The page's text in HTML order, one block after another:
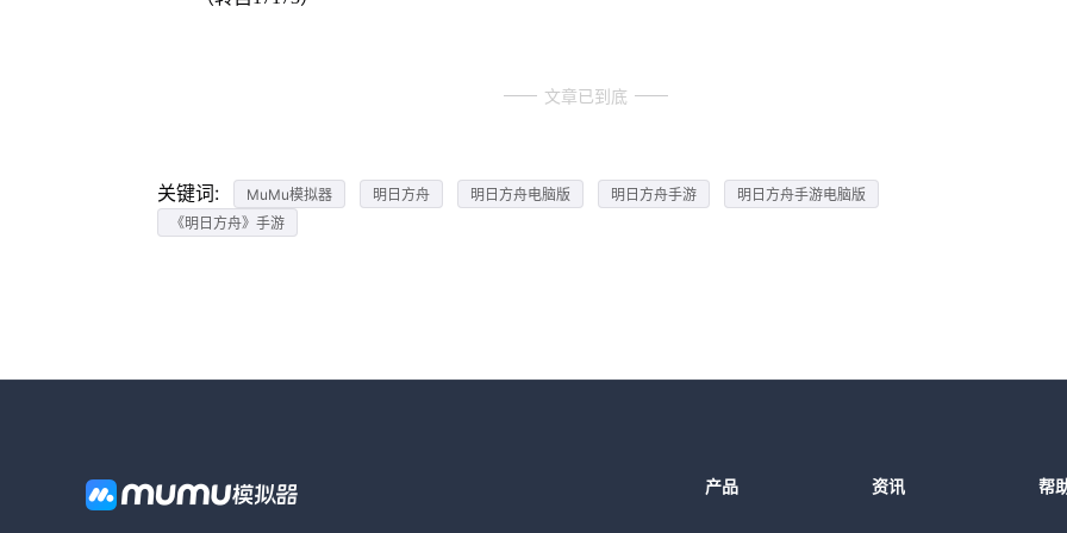
文章已到底
关键词: MuMu模拟器 明日方舟 明日方舟电脑版 明日方舟手游
明日方舟手游电脑版
《明日方舟》手游
产品 资讯 帮